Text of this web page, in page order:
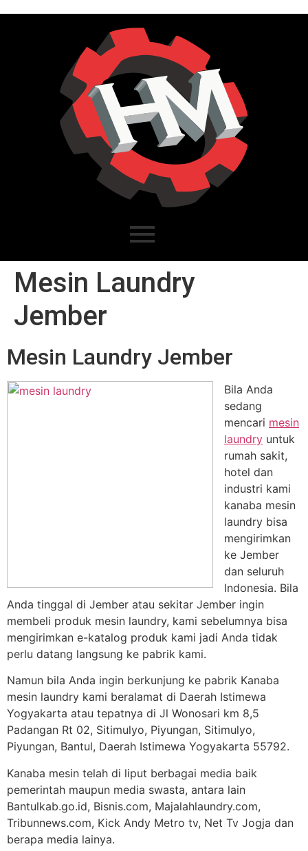
Mesin Laundry
Jember
Mesin Laundry Jember
Bila Anda
sedang
mencari mesin
laundry untuk
rumah sakit,
hotel dan
industri kami
kanaba mesin
laundry bisa
mengirimkan
ke Jember
dan seluruh
Indonesia. Bila
Anda tinggal di Jember atau sekitar Jember ingin
membeli produk mesin laundry, kami sebelumnya bisa
mengirimkan e-katalog produk kami jadi Anda tidak
perlu datang langsung ke pabrik kami.
Namun bila Anda ingin berkunjung ke pabrik Kanaba
mesin laundry kami beralamat di Daerah Istimewa
Yogyakarta atau tepatnya di Jl Wonosari km 8,5
Padangan Rt 02, Sitimulyo, Piyungan, Sitimulyo,
Piyungan, Bantul, Daerah Istimewa Yogyakarta 55792.
Kanaba mesin telah di liput berbagai media baik
pemerintah maupun media swasta, antara lain
Bantulkab.go.id, Bisnis.com, Majalahlaundry.com,
Tribunnews.com, Kick Andy Metro tv, Net Tv Jogja dan
berapa media lainya.